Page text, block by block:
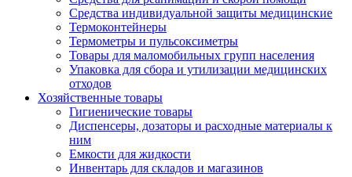
Средства индивидуальной защиты медицинские
Термоконтейнеры
Термометры и пульсоксиметры
Товары для маломобильных групп населения
Упаковка для сбора и утилизации медицинских
отходов
Хозяйственные товары
Гигиенические товары
Диспенсеры, дозаторы и расходные материалы к
ним
Емкости для жидкости
Инвентарь для складов и магазинов